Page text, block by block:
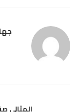
المثالي